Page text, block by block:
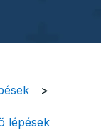
lépések